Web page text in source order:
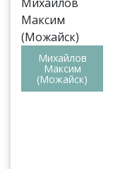
Михайлов
Максим
(Можайск)